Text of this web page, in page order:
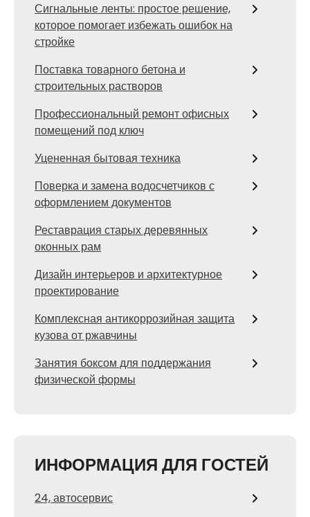
Сигнальные ленты: простое решение,
которое помогает избежать ошибок на
стройке
Поставка товарного бетона и
строительных растворов
Профессиональный ремонт офисных
помещений под ключ
Уцененная бытовая техника
Поверка и замена водосчетчиков с
оформлением документов
Реставрация старых деревянных
оконных рам
Дизайн интерьеров и архитектурное
проектирование
Комплексная антикоррозийная защита
кузова от ржавчины
Занятия боксом для поддержания
физической формы
ИНФОРМАЦИЯ ДЛЯ ГОСТЕЙ
24, автосервис